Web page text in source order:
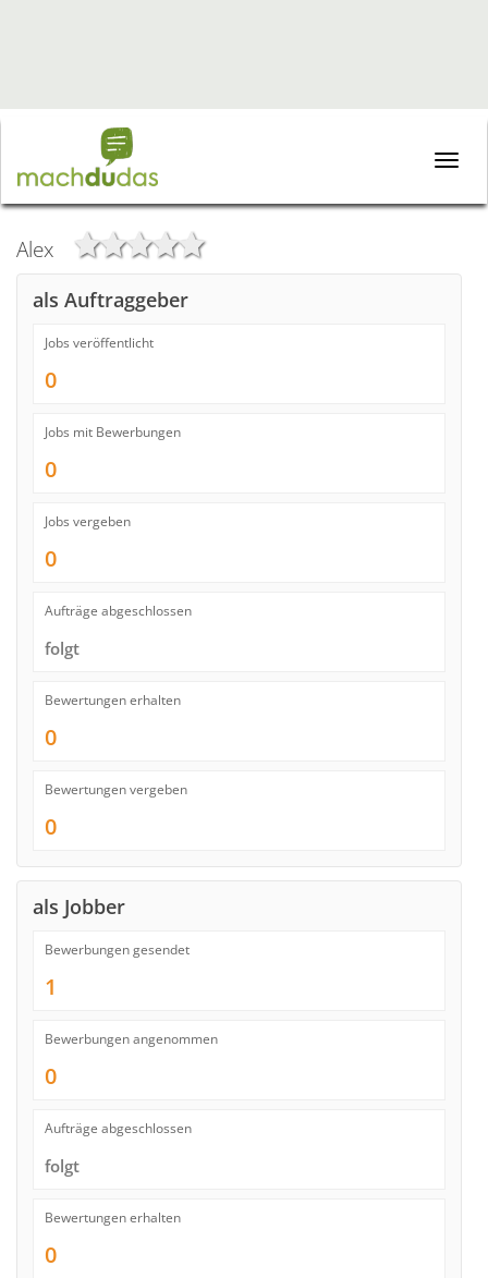
Toggle
Alex
als Auftraggeber
Jobs veröffentlicht
0
Jobs mit Bewerbungen
0
Jobs vergeben
0
Aufträge abgeschlossen
folgt
Bewertungen erhalten
0
Bewertungen vergeben
0
als Jobber
Bewerbungen gesendet
1
Bewerbungen angenommen
0
Aufträge abgeschlossen
folgt
Bewertungen erhalten
0